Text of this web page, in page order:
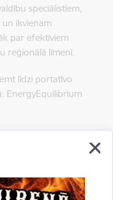
speciālistiem,
ikvienam
par efektīviem
reģionālā līmenī.
līdzi portatīvo
EnergyEquilibrium